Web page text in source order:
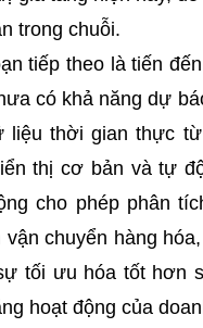
trong chuỗi.
tiếp theo là tiến
có khả năng dự
liệu thời gian thực
thị cơ bản và tự
cho phép phân
vận chuyển hàng
tối ưu hóa tốt hơn
hoạt động của